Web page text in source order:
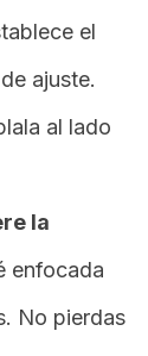
el
ajuste.
al lado
la
enfocada
No pierdas